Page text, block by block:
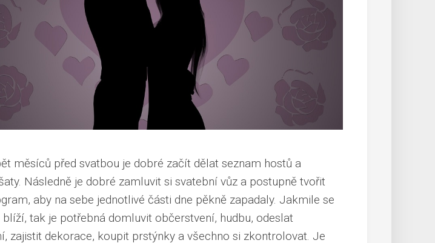
měsíců před svatbou je dobré začít dělat seznam hostů a
. Následně je dobré zamluvit si svatební vůz a postupně tvořit
aby na sebe jednotlivé části dne pěkně zapadaly. Jakmile se
blíží, tak je potřebná domluvit občerstvení, hudbu, odeslat
zajistit dekorace, koupit prstýnky a všechno si zkontrolovat. Je